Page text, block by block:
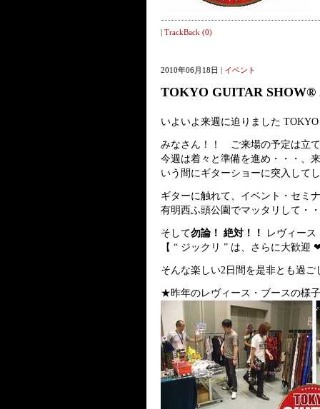
| TrackBack (0)
2010年06月18日 | イベント
TOKYO GUITAR SHOW®
いよいよ来週に迫りました
みなさん！！ ご来場の予定は立
今週は着々と準備を進め・・・、
いう間にギターショーに突入して
ギターに触れて、イベント・セミ
有明西ふ頭公園でマッタリして・
そして勿論！ 絶対！！
レヴィー
【 “ ジックリ ” は、さらに大歓
そんな楽しい2日間を是非とも過
★昨年のレヴィース・ブースの様